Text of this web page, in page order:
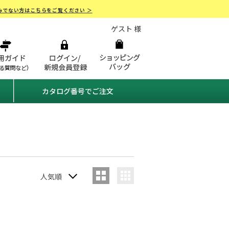
ない方はこちらをご覧ください ＞
ゲスト 様
カタログ番号でご注文
人気順